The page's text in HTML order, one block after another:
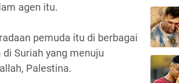
agen itu.
pemuda itu di berbagai
Suriah yang menuju
Palestina.